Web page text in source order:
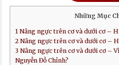
Những Mục
1 Nâng ngực trên cơ và dưới cơ –
2 Nâng ngực trên cơ và dưới cơ –
3 Nâng ngực trên cơ và dưới cơ –
Nguyễn Đỗ Chỉnh?